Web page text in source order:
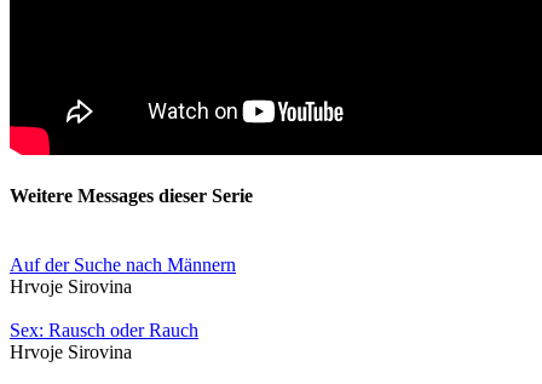
Weitere Messages dieser Serie
Auf der Suche nach Männern
Hrvoje Sirovina
Sex: Rausch oder Rauch
Hrvoje Sirovina